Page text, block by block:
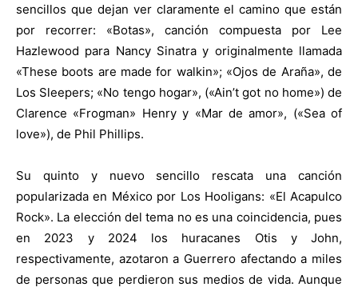
sencillos que dejan ver claramente el camino que están
por recorrer: «Botas», canción compuesta por Lee
Hazlewood para Nancy Sinatra y originalmente llamada
«These boots are made for walkin»; «Ojos de Araña», de
Los Sleepers; «No tengo hogar», («Ain’t got no home») de
Clarence «Frogman» Henry y «Mar de amor», («Sea of
love»), de Phil Phillips.
Su quinto y nuevo sencillo rescata una canción
popularizada en México por Los Hooligans: «El Acapulco
Rock». La elección del tema no es una coincidencia, pues
en 2023 y 2024 los huracanes Otis y John,
respectivamente, azotaron a Guerrero afectando a miles
de personas que perdieron sus medios de vida. Aunque